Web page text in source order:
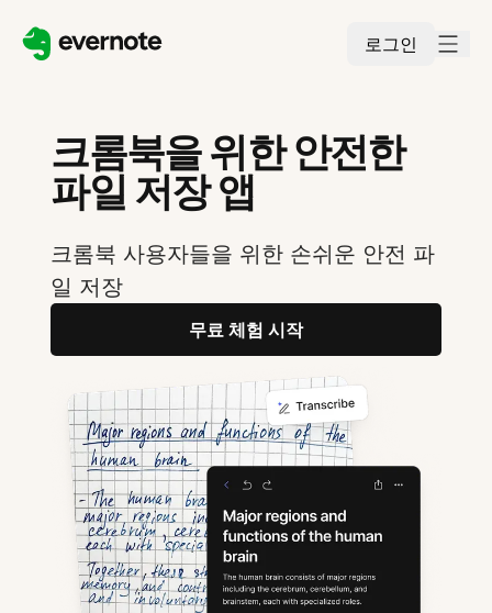
로그인
크롬북을 위한 안전한
파일 저장 앱
크롬북 사용자들을 위한 손쉬운 안전 파
일 저장
무료 체험 시작